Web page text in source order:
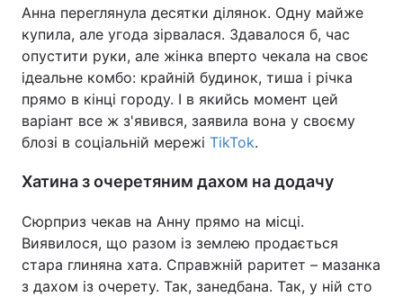
Анна переглянула десятки ділянок. Одну майже
купила, але угода зірвалася. Здавалося б, час
опустити руки, але жінка вперто чекала на своє
ідеальне комбо: крайній будинок, тиша і річка
прямо в кінці городу. І в якийсь момент цей
варіант все ж з'явився, заявила вона у своєму
блозі в соціальній мережі TikTok.
Хатина з очеретяним дахом на додачу
Сюрприз чекав на Анну прямо на місці.
Виявилося, що разом із землею продається
стара глиняна хата. Справжній раритет – мазанка
з дахом із очерету. Так, занедбана. Так, у ній сто